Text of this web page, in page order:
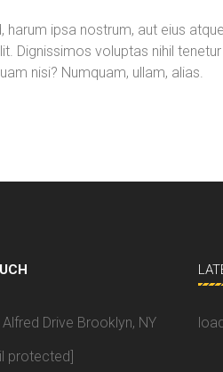
ipsa nostrum, aut eius
Dignissimos voluptas nihil
nisi? Numquam, ullam, alias.
Drive Brooklyn, NY
protected]